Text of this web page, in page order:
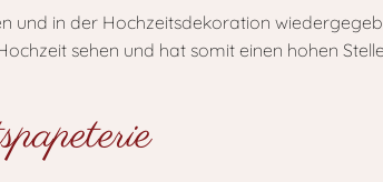
und in der Hochzeitsdekoration
sehen und hat somit einen hohen